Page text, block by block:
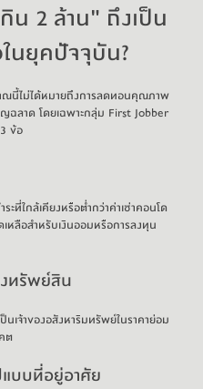
กิน 2 ล้าน" ถึงเป็น
นยุคปัจจุบัน?
ณนี้ไม่ได้หมายถึงการลดทอนคุณภาพ
ฉลาด โดยเฉพาะกลุ่ม First Jobber
ข้อ
ะที่ใกล้เคียงหรือต่ำกว่าค่าเช่าคอนโด
หลือสำหรับเงินออมหรือการลงทุน
งทรัพย์สิน
เจ้าของอสังหาริมทรัพย์ในราคาย่อม
ต
แบบที่อยู่อาศัย